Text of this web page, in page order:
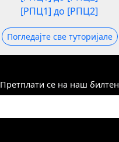
[РПЦ1] до [РПЦ2]
Погледајте све туторијале
Претплати се на наш билтен